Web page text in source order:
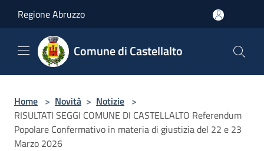
Regione Abruzzo
Comune di Castellalto
Home > Novità > Notizie >
RISULTATI SEGGI COMUNE DI CASTELLALTO Referendum
Popolare Confermativo in materia di giustizia del 22 e 23
Marzo 2026